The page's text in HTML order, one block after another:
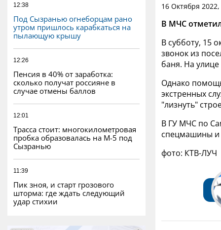
12:38
Под Сызранью огнеборцам рано
утром пришлось карабкаться на
пылающую крышу
12:26
Пенсия в 40% от заработка:
сколько получат россияне в
случае отмены баллов
12:01
Трасса стоит: многокилометровая
пробка образовалась на М-5 под
Сызранью
11:39
Пик зноя, и старт грозового
шторма: где ждать следующий
удар стихии
16 Октября
В МЧС
В субботу, 15
звонок из
баня. На
Однако
экстренных
"лизнуть"
В ГУ МЧС по
спецмашины и
фото: КТВ-ЛУЧ